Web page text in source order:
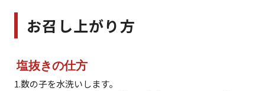
お召し上がり方
塩抜きの仕方
1.数の子を水洗いします。